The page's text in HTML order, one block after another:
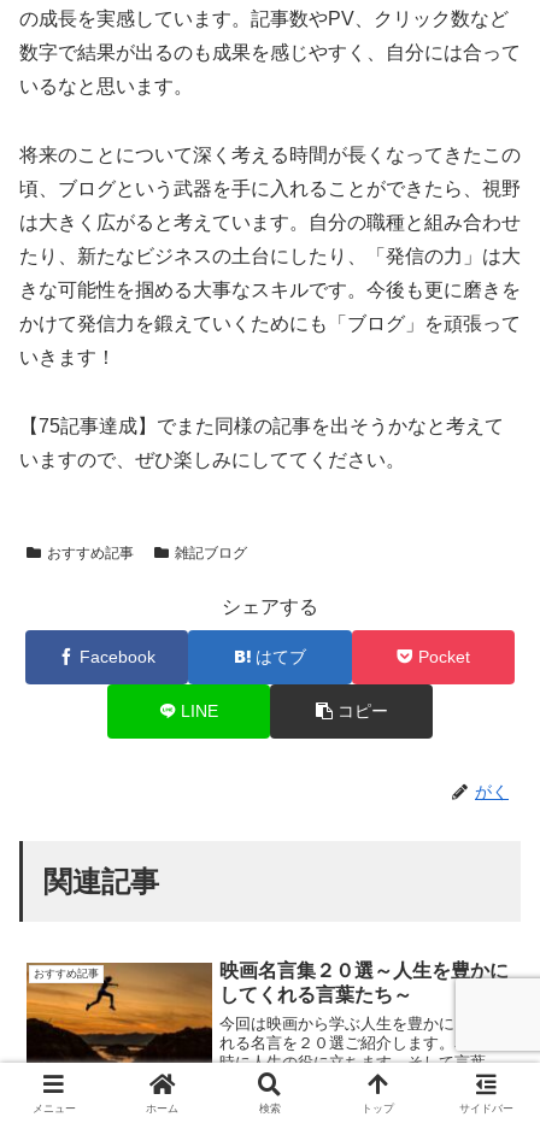
の成長を実感しています。記事数やPV、クリック数など
数字で結果が出るのも成果を感じやすく、自分には合って
いるなと思います。
将来のことについて深く考える時間が長くなってきたこの
頃、ブログという武器を手に入れることができたら、視野
は大きく広がると考えています。自分の職種と組み合わせ
たり、新たなビジネスの土台にしたり、「発信の力」は大
きな可能性を掴める大事なスキルです。今後も更に磨きを
かけて発信力を鍛えていくためにも「ブログ」を頑張って
いきます！
【75記事達成】でまた同様の記事を出そうかなと考えて
いますので、ぜひ楽しみにしててください。
おすすめ記事 雑記ブログ
シェアする
Facebook はてブ Pocket
LINE コピー
がく
関連記事
おすすめ記事
映画名言集２０選～人生を豊かに
してくれる言葉たち～
今回は映画から学ぶ人生を豊かにしてく
れる名言を２０選ご紹介します。名言は
時に人生の役に立ちます。そして言葉は
人を救う力を持っています。映画を通し
てそういう名言に出会うことができたら
メニュー ホーム 検索 トップ サイドバー